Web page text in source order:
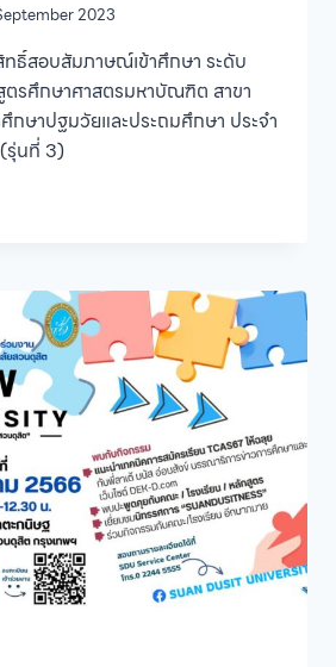
2023
ธิ์สอบสัมภาษณ์เข้าศึกษา ระดับ
รศึกษาศาสตรมหาบัณฑิต สาขา
กษาปฐมวัยและประถมศึกษา ประจำ
รุ่นที่ 3)
ษณ์
ร